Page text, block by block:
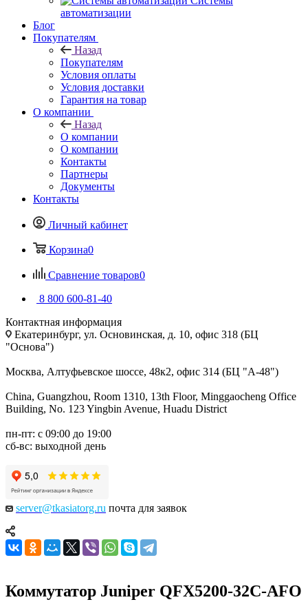
автоматизации
Блог
Покупателям
Назад
Покупателям
Условия оплаты
Условия доставки
Гарантия на товар
О компании
Назад
О компании
О компании
Контакты
Партнеры
Документы
Контакты
Личный кабинет
Корзина0
Сравнение товаров0
8 800 600-81-40
Контактная информация
Екатеринбург, ул. Основинская, д. 10, офис 318 (БЦ
"Основа")
Москва, Алтуфьевское шоссе, 48к2, офис 314 (БЦ "А-48")
China, Guangzhou, Room 1310, 13th Floor, Minggaocheng Office
Building, No. 123 Yingbin Avenue, Huadu District
пн-пт: с 09:00 до 19:00
сб-вс: выходной день
server@tkasiatorg.ru почта для заявок
Коммутатор Juniper QFX5200-32C-AFO